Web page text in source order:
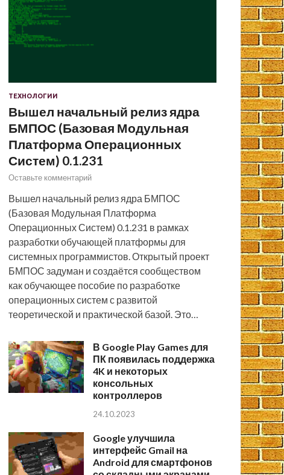
ТЕХНОЛОГИИ
Вышел начальный релиз ядра
БМПОС (Базовая Модульная
Платформа Операционных
Систем) 0.1.231
Оставьте комментарий
Вышел начальный релиз ядра БМПОС
(Базовая Модульная Платформа
Операционных Систем) 0.1.231 в рамках
разработки обучающей платформы для
системных программистов. Открытый проект
БМПОС задуман и создаётся сообществом
как обучающее пособие по разработке
операционных систем с развитой
теоретической и практической базой. Это…
В Google Play Games для
ПК появилась поддержка
4K и некоторых
консольных
контроллеров
24.10.2023
Google улучшила
интерфейс Gmail на
Android для смартфонов